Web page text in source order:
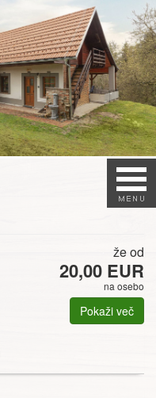
že od
20,00 EUR
na osebo
Pokaži več